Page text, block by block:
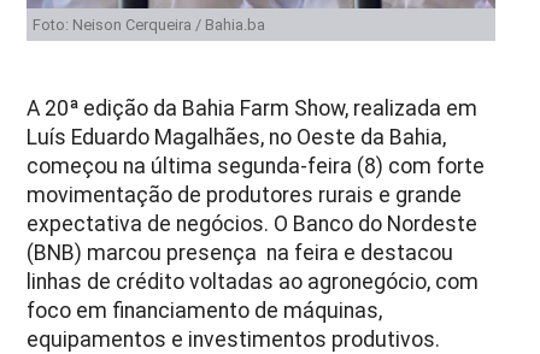
Foto: Neison Cerqueira / Bahia.ba
A 20ª edição da Bahia Farm Show, realizada em
Luís Eduardo Magalhães, no Oeste da Bahia,
começou na última segunda-feira (8) com forte
movimentação de produtores rurais e grande
expectativa de negócios. O Banco do Nordeste
(BNB) marcou presença na feira e destacou
linhas de crédito voltadas ao agronegócio, com
foco em financiamento de máquinas,
equipamentos e investimentos produtivos.